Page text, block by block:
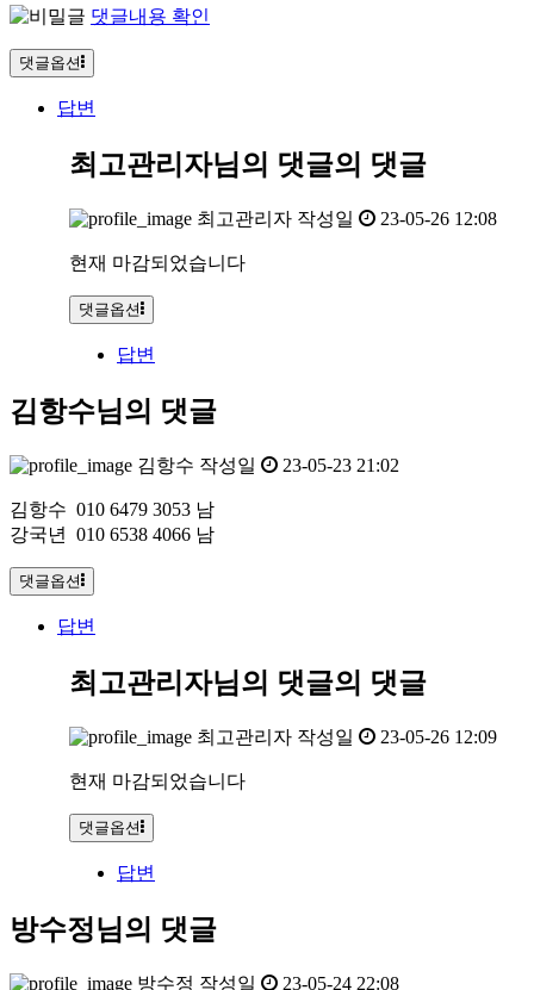
댓글내용 확인
댓글옵션
답변
최고관리자님의 댓글의 댓글
최고관리자 작성일 23-05-26 12:08
현재 마감되었습니다
댓글옵션
답변
김항수님의 댓글
김항수 작성일 23-05-23 21:02
김항수 010 6479 3053 남
강국년 010 6538 4066 남
댓글옵션
답변
최고관리자님의 댓글의 댓글
최고관리자 작성일 23-05-26 12:09
현재 마감되었습니다
댓글옵션
답변
방수정님의 댓글
방수정 작성일 23-05-24 22:08